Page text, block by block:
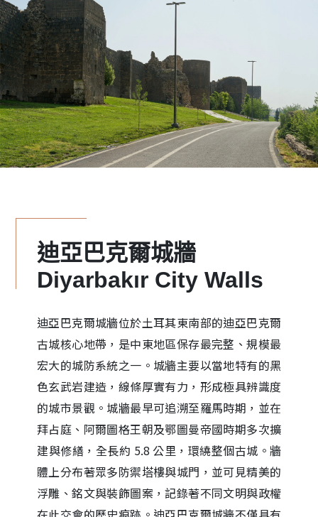
迪亞巴克爾城牆
Diyarbakır City Walls
迪亞巴克爾城牆位於土耳其東南部的迪亞巴克爾
古城核心地帶，是中東地區保存最完整、規模最
宏大的城防系統之一。城牆主要以當地特有的黑
色玄武岩建造，線條厚實有力，形成極具辨識度
的城市景觀。城牆最早可追溯至羅馬時期，並在
拜占庭、阿爾圖格王朝及鄂圖曼帝國時期多次擴
建與修繕，全長約 5.8 公里，環繞整個古城。牆
體上分布著眾多防禦塔樓與城門，並可見精美的
浮雕、銘文與裝飾圖案，記錄著不同文明與政權